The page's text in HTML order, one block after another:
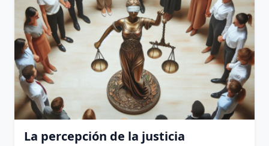
La percepción de la justicia